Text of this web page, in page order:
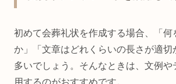
初めて会葬礼状を作成する場合、「何
か」「文章はどれくらいの長さが適切
多いでしょう。そんなときは、文例や
用するのがおすすめです。